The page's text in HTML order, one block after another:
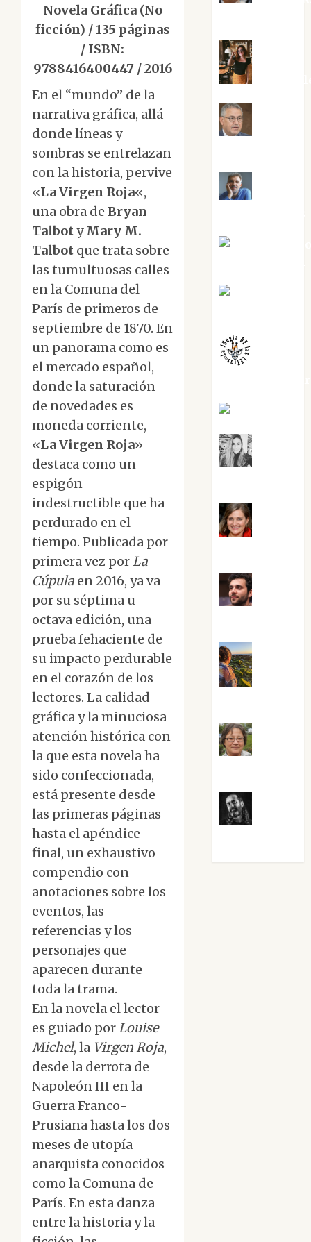
Novela Gráfica (No
ficción) / 135 páginas
/ ISBN:
9788416400447 / 2016
En el “mundo” de la
narrativa gráfica, allá
donde líneas y
sombras se entrelazan
con la historia, pervive
«La Virgen Roja«,
una obra de Bryan
TalbotyMary M.
Talbot que trata sobre
las tumultuosas calles
en la Comuna del
París de primeros de
septiembre de 1870. En
un panorama como es
el mercado español,
donde la saturación
de novedades es
moneda corriente,
«La Virgen Roja»
destaca como un
espigón
indestructible que ha
perdurado en el
tiempo. Publicada por
primera vez porLa
Cúpula en 2016, ya va
por su séptima u
octava edición, una
prueba fehaciente de
su impacto perdurable
en el corazón de los
lectores. La calidad
gráfica y la minuciosa
atención histórica con
la que esta novela ha
sido confeccionada,
está presente desde
las primeras páginas
hasta el apéndice
final, un exhaustivo
compendio con
anotaciones sobre los
eventos, las
referencias y los
personajes que
aparecen durante
toda la trama.
En la novela el lector
es guiado porLouise
Michel, la Virgen Roja,
desde la derrota de
Napoleón III en la
Guerra Franco-
Prusiana hasta los dos
meses de utopía
anarquista conocidos
como la Comuna de
París. En esta danza
entre la historia y la